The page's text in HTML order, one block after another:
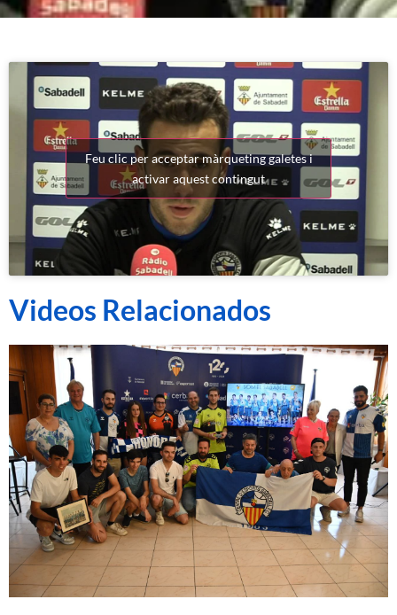
Feu clic per acceptar màrqueting galetes i
activar aquest contingut
Videos Relacionados